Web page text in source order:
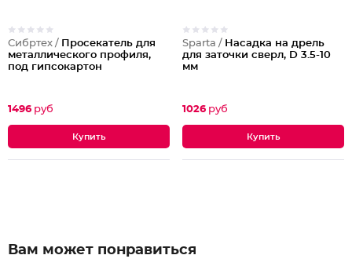
Сибртех / Просекатель для
металлического профиля,
под гипсокартон
1496 руб
Sparta / Насадка на дрель
для заточки сверл, D 3.5-10
мм
1026 руб
Вам может понравиться